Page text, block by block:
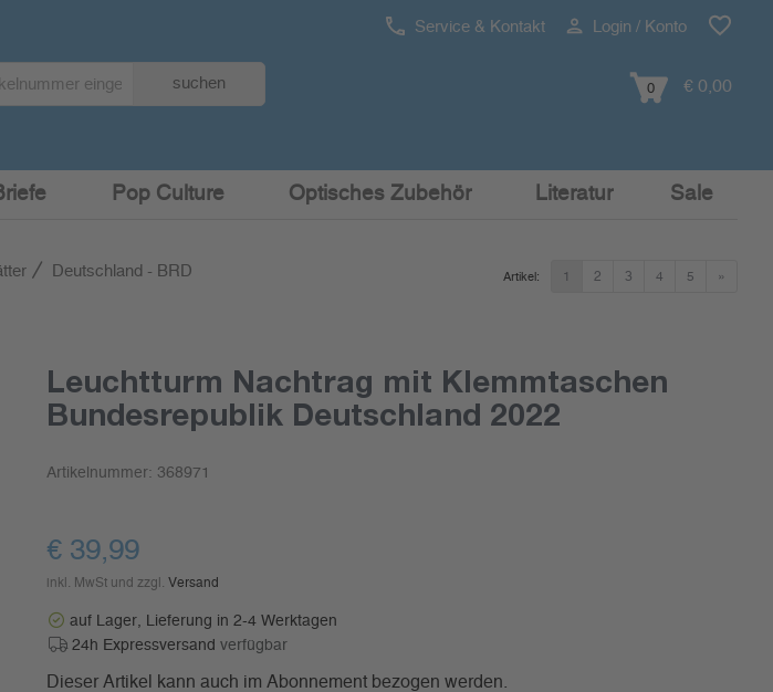
Service & Kontakt Login / Konto
suchen 0 € 0,00
Pop Culture Optisches Zubehör Literatur Sale
Deutschland - BRD
1 2 3 4 5 »
Artikel:
Leuchtturm Nachtrag mit Klemmtaschen
Bundesrepublik Deutschland 2022
Artikelnummer: 368971
€ 39,99
inkl. MwSt und zzgl. Versand
auf Lager, Lieferung in 2-4 Werktagen
24h Expressversand verfügbar
Dieser Artikel kann auch im Abonnement bezogen werden.